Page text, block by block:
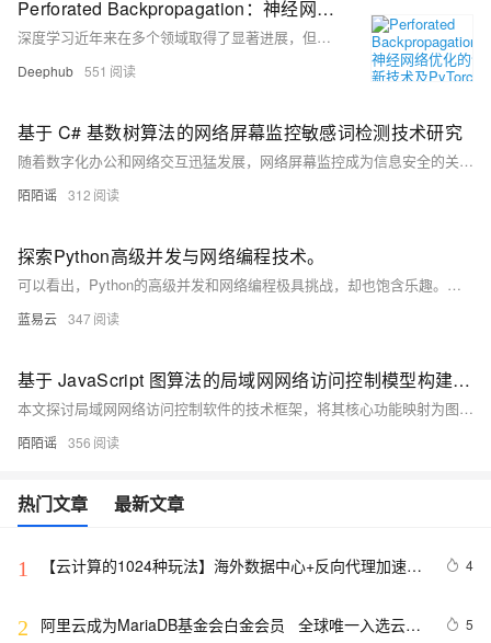
Perforated Backpropagation：神经网络优化的创新技术及PyTorch使用指南
深度学习近年来在多个领域取得了显著进展，但其核心组件——人工神经元和反向传播算法自提出以来鲜有根本性突破。穿孔反向传播（Perforated Backpropagation）技术通过引入“树突”机制，模仿生物神经元的计算能力，实现了对传统神经元的增强。该技术利用基于协方差的损失函数训练树突节点，使其能够识别神经元分类中的异常模式，从而提升整体网络性能。实验表明，该方法不仅可提高模型精度（如BERT模型准确率提升3%-17%），还能实现高效模型压缩（参数减少44%而无性能损失）。这一革新为深度学习的基础构建模块带来了新的可能性，尤其适用于边缘设备和大规模模型优化场景。
Deephub 551
基于 C# 基数树算法的网络屏幕监控敏感词检测技术研究
随着数字化办公和网络交互迅猛发展，网络屏幕监控成为信息安全的关键。基数树（Trie Tree）凭借高效的字符串处理能力，在敏感词检测中表现出色。结合C#语言，可构建高时效、高准确率的敏感词识别模块，提升网络安全防护能力。
陌陌谣 312
探索Python高级并发与网络编程技术。
可以看出，Python的高级并发和网络编程极具挑战，却也饱含乐趣。探索这些技术，你将会发现：它们好比是Python世界的海洋，有穿越风暴的波涛，也有寂静深海的奇妙。开始旅途，探索无尽可能吧！
蓝易云 347
基于 JavaScript 图算法的局域网网络访问控制模型构建及局域网禁止上网软件的技术实现路径研究
本文探讨局域网网络访问控制软件的技术框架，将其核心功能映射为图论模型，通过节点与边表示终端设备及访问关系。以JavaScript实现DFS算法，模拟访问权限判断，优化动态策略更新与多层级访问控制。结合流量监控数据，提升网络安全响应能力，为企业自主研发提供理论支持，推动智能化演进，助力数字化管理。
陌陌谣 356
热门文章 最新文章
1
【云计算的1024种玩法】海外数据中心+反向代理加速企
4
2
阿里云成为MariaDB基金会白金会员   全球唯一入选云计
5